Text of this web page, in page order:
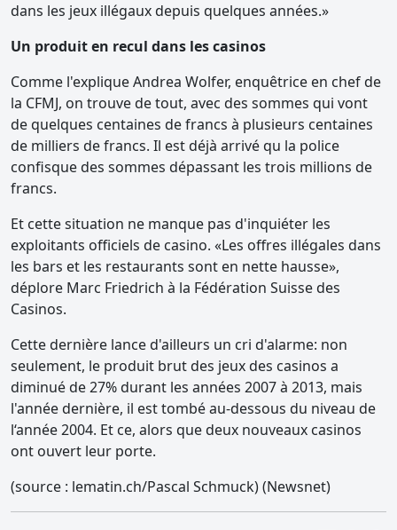
dans les jeux illégaux depuis quelques années.»
Un produit en recul dans les casinos
Comme l'explique Andrea Wolfer, enquêtrice en chef de
la CFMJ, on trouve de tout, avec des sommes qui vont
de quelques centaines de francs à plusieurs centaines
de milliers de francs. Il est déjà arrivé qu la police
confisque des sommes dépassant les trois millions de
francs.
Et cette situation ne manque pas d'inquiéter les
exploitants officiels de casino. «Les offres illégales dans
les bars et les restaurants sont en nette hausse»,
déplore Marc Friedrich à la Fédération Suisse des
Casinos.
Cette dernière lance d'ailleurs un cri d'alarme: non
seulement, le produit brut des jeux des casinos a
diminué de 27% durant les années 2007 à 2013, mais
l'année dernière, il est tombé au-dessous du niveau de
l‘année 2004. Et ce, alors que deux nouveaux casinos
ont ouvert leur porte.
(source : lematin.ch/Pascal Schmuck) (Newsnet)